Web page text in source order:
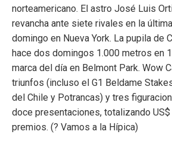
norteamericano. El astro José Luis
revancha ante siete rivales en la
domingo en Nueva York. La pupila de
hace dos domingos 1.000 metros en
marca del día en Belmont Park. Wow
triunfos (incluso el G1 Beldame
del Chile y Potrancas) y tres
doce presentaciones, totalizando
premios. (? Vamos a la Hípica)